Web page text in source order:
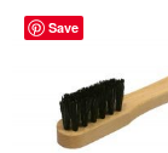
Save
Dieses
Produkt
mehrere
Varianten